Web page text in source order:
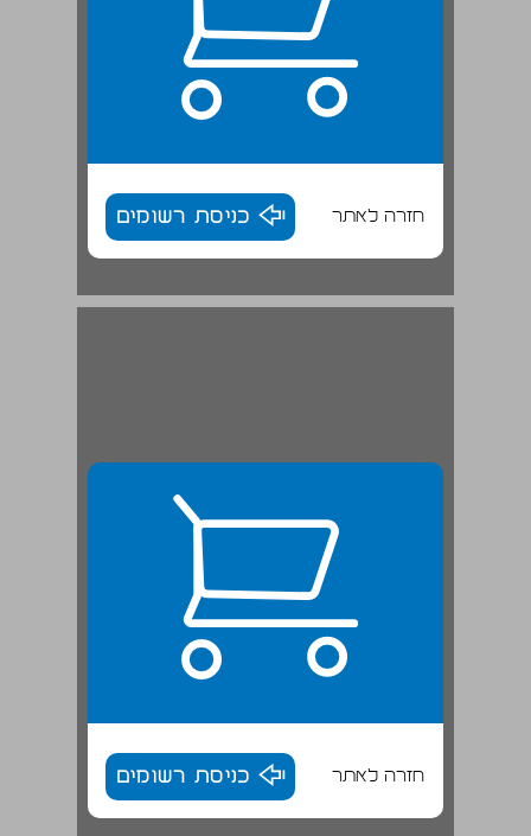
חזרה לאתר כניסת רשומים
חזרה לאתר כניסת רשומים